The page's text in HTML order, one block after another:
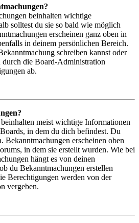
beinhalten wichtige
solltest du sie so bald wie möglich
erscheinen ganz oben in
in deinem persönlichen Bereich.
schreiben kannst oder
durch die Board-Administration
ab.
meist wichtige Informationen
in dem du dich befindest. Du
Bekanntmachungen erscheinen oben
in dem sie erstellt wurden. Wie bei
hängt es von deinen
du Bekanntmachungen erstellen
Berechtigungen werden von der
vergeben.